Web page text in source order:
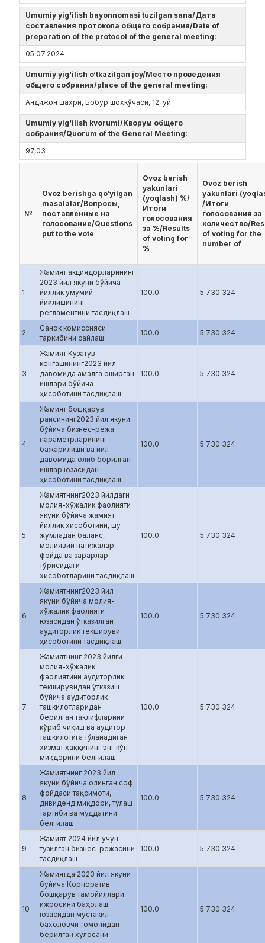
Umumiy yig‘ilish bayonnomasi tuzilgan sana/Дата
составления протокола общего собрания/Date of
preparation of the protocol of the general meeting:
05.07.2024
Umumiy yig‘ilish o‘tkazilgan joy/Место проведения
общего собрания/place of the general meeting:
Андижон шахри, Бобур шохкўчаси, 12-уй
Umumiy yig‘ilish kvorumi/Кворум общего
собрания/Quorum of the General Meeting:
97,03
№
Ovoz berishga qo‘yilgan
masalalar/Вопросы,
поставленные на
голосование/Questions
put to the vote
Ovoz berish
yakunlari
(yoqlash) %/
Итоги
голосования
за %/Results
of voting for
%
Ovoz berish
yakunlari
/Итоги
голосования за
количество/
of voting for the
number of
1
Жамият акциядорларининг
2023 йил якуни бўйича
йиллик умумий
йиғилишининг
регламентини тасдиқлаш
100.0 5 730 324
2
Санок комиссияси
таркибини сайлаш
100.0 5 730 324
3
Жамият Кузатув
кенгашининг2023 йил
давомида амалга оширган
ишлари бўйича
ҳисоботини тасдиқлаш
100.0 5 730 324
4
Жамият бошқарув
раисининг2023 йил якуни
бўйича бизнес-режа
параметрларининг
бажарилиши ва йил
давомида олиб борилган
ишлар юзасидан
ҳисоботини тасдиқлаш.
100.0 5 730 324
5
Жамиятнинг2023 йилдаги
молия-хўжалик фаолияти
якуни бўйича жамият
йиллик хисоботини, шу
жумладан баланс,
молиявий натижалар,
фойда ва зарарлар
тўғрисидаги
хисоботларини тасдиқлаш
100.0 5 730 324
6
Жамиятнинг2023 йил
якуни бўйича молия-
хўжалик фаолияти
юзасидан ўтказилган
аудиторлик текшируви
ҳисоботини тасдиқлаш
100.0 5 730 324
7
Жамиятнинг 2023 йилги
молия-хўжалик
фаолиятини аудиторлик
текширувидан ўтказиш
бўйича аудиторлик
ташкилотларидан
берилган таклифларини
кўриб чиқиш ва аудитор
ташкилотига тўланадиган
хизмат ҳаққининг энг кўп
миқдорини белгилаш.
100.0 5 730 324
8
Жамиятнинг 2023 йил
якуни бўйича олинган соф
фойдаси тақсимоти,
дивиденд миқдори, тўлаш
тартиби ва муддатини
белгилаш
100.0 5 730 324
9
Жамият 2024 йил учун
тузилган бизнес-режасини
тасдиқлаш
100.0 5 730 324
10
Жамиятда 2023 йил якуни
буйича Корпоратив
бошқарув тамойиллари
ижросини баҳолаш
юзасидан мустакил
бахоловчи томонидан
берилган хулосани
100.0 5 730 324